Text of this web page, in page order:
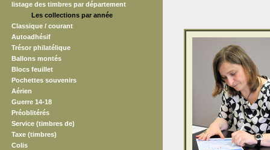
listage des timbres par département
Les collections par année
Classique / courant
Autoadhésif
Trésor philatélique
Ballons montés
Blocs feuillet
Pochettes souvenirs
Aérien
Guerre 14-18
Préoblitérés
Service (timbres de)
Taxe (timbres)
Colis